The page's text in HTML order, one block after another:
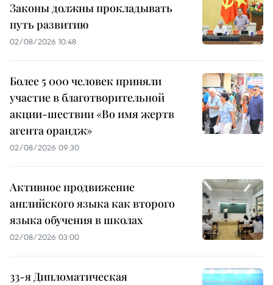
Законы должны прокладывать
путь развитию
02/08/2026 10:48
Более 5 000 человек приняли
участие в благотворительной
акции-шествии «Во имя жертв
агента орандж»
02/08/2026 09:30
Активное продвижение
английского языка как второго
языка обучения в школах
02/08/2026 03:00
33-я Дипломатическая